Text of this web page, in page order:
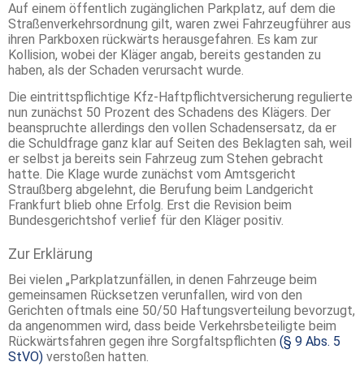
Auf einem öffentlich zugänglichen Parkplatz, auf dem die
Straßenverkehrsordnung gilt, waren zwei Fahrzeugführer aus
ihren Parkboxen rückwärts herausgefahren. Es kam zur
Kollision, wobei der Kläger angab, bereits gestanden zu
haben, als der Schaden verursacht wurde.
Die eintrittspflichtige Kfz-Haftpflichtversicherung regulierte
nun zunächst 50 Prozent des Schadens des Klägers. Der
beanspruchte allerdings den vollen Schadensersatz, da er
die Schuldfrage ganz klar auf Seiten des Beklagten sah, weil
er selbst ja bereits sein Fahrzeug zum Stehen gebracht
hatte. Die Klage wurde zunächst vom Amtsgericht
Straußberg abgelehnt, die Berufung beim Landgericht
Frankfurt blieb ohne Erfolg. Erst die Revision beim
Bundesgerichtshof verlief für den Kläger positiv.
Zur Erklärung
Bei vielen „Parkplatzunfällen, in denen Fahrzeuge beim
gemeinsamen Rücksetzen verunfallen, wird von den
Gerichten oftmals eine 50/50 Haftungsverteilung bevorzugt,
da angenommen wird, dass beide Verkehrsbeteiligte beim
Rückwärtsfahren gegen ihre Sorgfaltspflichten (§ 9 Abs. 5
StVO) verstoßen hatten.